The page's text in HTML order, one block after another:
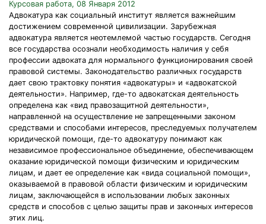
Курсовая работа, 08 Января 2012
Адвокатура как социальный институт является важнейшим
достижением современной цивилизации. Зарубежная
адвокатура является неотемлемой частью государств. Сегодня
все государства осознали необходимость наличия у себя
профессии адвоката для нормального функционирования своей
правовой системы. Законодательство различных государств
дает свою трактовку понятия «адвокатуры» и «адвокатской
деятельности». Например, где-то адвокатская деятельность
определена как «вид правозащитной деятельности»,
направленной на осуществление не запрещенными законом
средствами и способами интересов, преследуемых получателем
юридической помощи, где-то адвокатуру понимают как
независимое профессиональное объединение, обеспечивающем
оказание юридической помощи физическим и юридическим
лицам, и дает ее определение как «вида социальной помощи»,
оказываемой в правовой области физическим и юридическим
лицам, заключающейся в использовании любых законных
средств и способов с целью защиты прав и законных интересов
этих лиц.